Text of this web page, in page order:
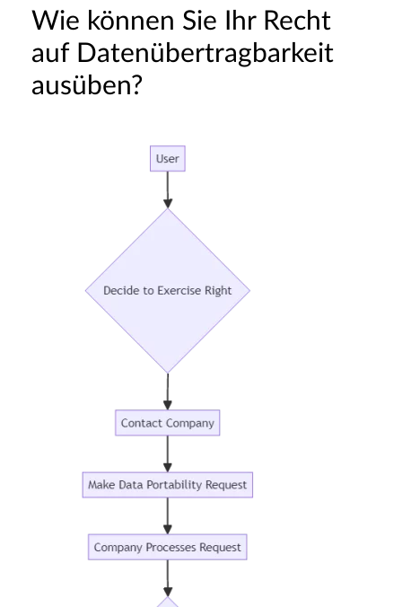
Wie können Sie Ihr Recht
auf Datenübertragbarkeit
ausüben?